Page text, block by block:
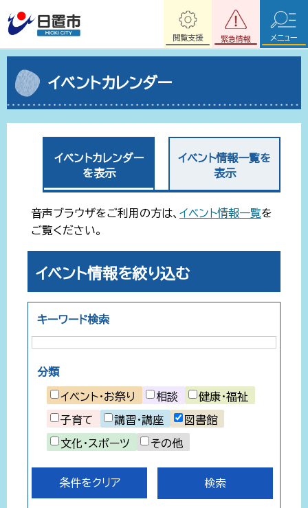
緊急情報
閲覧支援 メニュー
イベントカレンダー
イベントカレンダー
を表示
イベント情報一覧を
表示
音声ブラウザをご利用の方は、 イベント情報一覧を
ご覧ください。
イベント情報を絞り込む
キーワード検索
分類
イベント・お祭り 相談 健康・福祉
子育て 講習・講座 図書館
文化・スポーツ その他
条件をクリア